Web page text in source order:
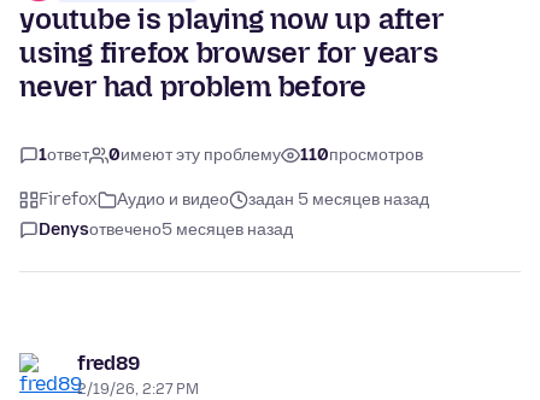
youtube is playing now up after
using firefox browser for years
never had problem before
1ответ 0имеют эту проблему 110просмотров
Firefox Аудио и видео
задан 5 месяцев назад
Denysотвечено5 месяцев назад
fred89
2/19/26, 2:27 PM